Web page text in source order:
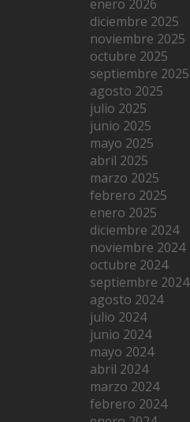
enero 2026
diciembre 2025
noviembre 2025
octubre 2025
septiembre 2025
agosto 2025
julio 2025
junio 2025
mayo 2025
abril 2025
marzo 2025
febrero 2025
enero 2025
diciembre 2024
noviembre 2024
octubre 2024
septiembre 2024
agosto 2024
julio 2024
junio 2024
mayo 2024
abril 2024
marzo 2024
febrero 2024